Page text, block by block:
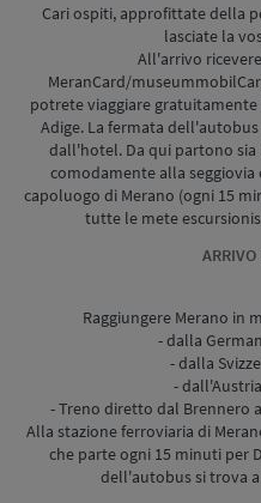
Cari ospiti, approfittate della
lasciate la
All'arrivo
MeranCard/
potrete viaggiare
Adige. La fermata
dall'hotel. Da qui partono
comodamente alla
capoluogo di Merano (ogni 15
tutte le mete
Raggiungere Merano in
- dalla
- dalla
-
- Treno diretto dal Brennero
Alla stazione ferroviaria di
che parte ogni 15 minuti per
dell'autobus si trova